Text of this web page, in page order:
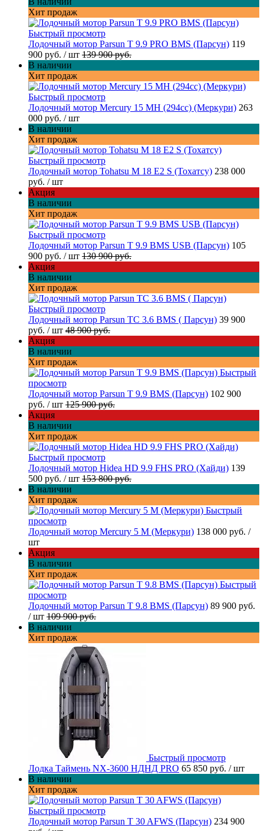
Хит продаж
Быстрый просмотр
Лодочный мотор Parsun T 9.9 PRO BMS (Парсун) 119
900 руб. / шт 139 900 руб.
В наличии
Хит продаж
Быстрый просмотр
Лодочный мотор Mercury 15 MH (294cc) (Меркури) 263
000 руб. / шт
В наличии
Хит продаж
Быстрый просмотр
Лодочный мотор Tohatsu M 18 E2 S (Тохатсу) 238 000
руб. / шт
Акция
В наличии
Хит продаж
Быстрый просмотр
Лодочный мотор Parsun T 9.9 BMS USB (Парсун) 105
900 руб. / шт 130 900 руб.
Акция
В наличии
Хит продаж
Быстрый просмотр
Лодочный мотор Parsun TC 3.6 BMS ( Парсун) 39 900
руб. / шт 48 900 руб.
Акция
В наличии
Хит продаж
Быстрый
просмотр
Лодочный мотор Parsun T 9.9 BMS (Парсун) 102 900
руб. / шт 125 900 руб.
Акция
В наличии
Хит продаж
Быстрый просмотр
Лодочный мотор Hidea HD 9.9 FHS PRO (Хайди) 139
500 руб. / шт 153 800 руб.
В наличии
Хит продаж
Быстрый
просмотр
Лодочный мотор Mercury 5 M (Меркури) 138 000 руб. /
шт
Акция
В наличии
Хит продаж
Быстрый
просмотр
Лодочный мотор Parsun T 9.8 BMS (Парсун) 89 900 руб.
/ шт 109 900 руб.
В наличии
Хит продаж
Быстрый просмотр
Лодка Таймень NX-3600 НДНД PRO 65 850 руб. / шт
В наличии
Хит продаж
Быстрый просмотр
Лодочный мотор Parsun T 30 AFWS (Парсун) 234 900